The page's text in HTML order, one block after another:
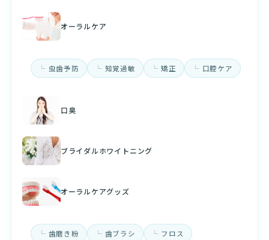
オーラルケア
虫歯予防 知覚過敏 矯正 口腔ケア
口臭
ブライダルホワイトニング
オーラルケアグッズ
歯磨き粉 歯ブラシ
フロス